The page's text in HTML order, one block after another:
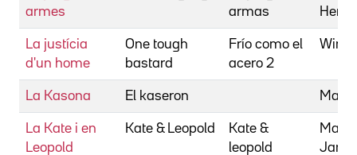
armes
armas
Henry
La justícia
d'un home
One tough
bastard
Frío como el
acero 2
La Kasona El kaseron
La Kate i en
Leopold
Kate & Leopold
Kate &
leopold